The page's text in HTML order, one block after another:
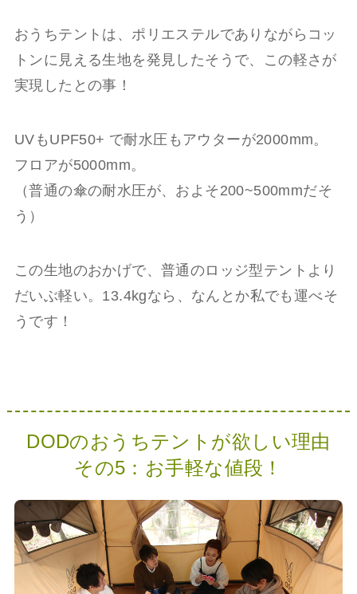
おうちテントは、ポリエステルでありながらコッ
トンに見える生地を発見したそうで、この軽さが
実現したとの事！
UVもUPF50+ で耐水圧もアウターが2000mm。
フロアが5000mm。
（普通の傘の耐水圧が、およそ200~500mmだそ
う）
この生地のおかげで、普通のロッジ型テントより
だいぶ軽い。13.4kgなら、なんとか私でも運べそ
うです！
DODのおうちテントが欲しい理由
その5：お手軽な値段！